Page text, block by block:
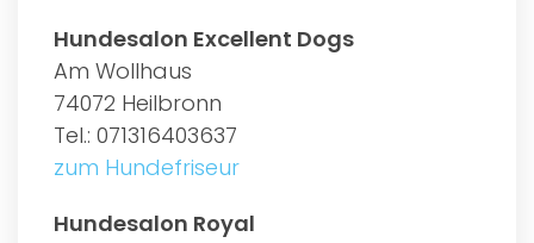
Hundesalon Excellent Dogs
Am Wollhaus
74072 Heilbronn
Tel.: 071316403637
zum Hundefriseur
Hundesalon Royal